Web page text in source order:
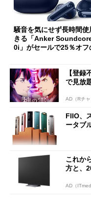
騒音を気にせず長時間使
きる「Anker
0i」がセールで25％オフ
【登
で見放
AD（Rチャ
FIIO、
ータブ
これか
方と、
AD（